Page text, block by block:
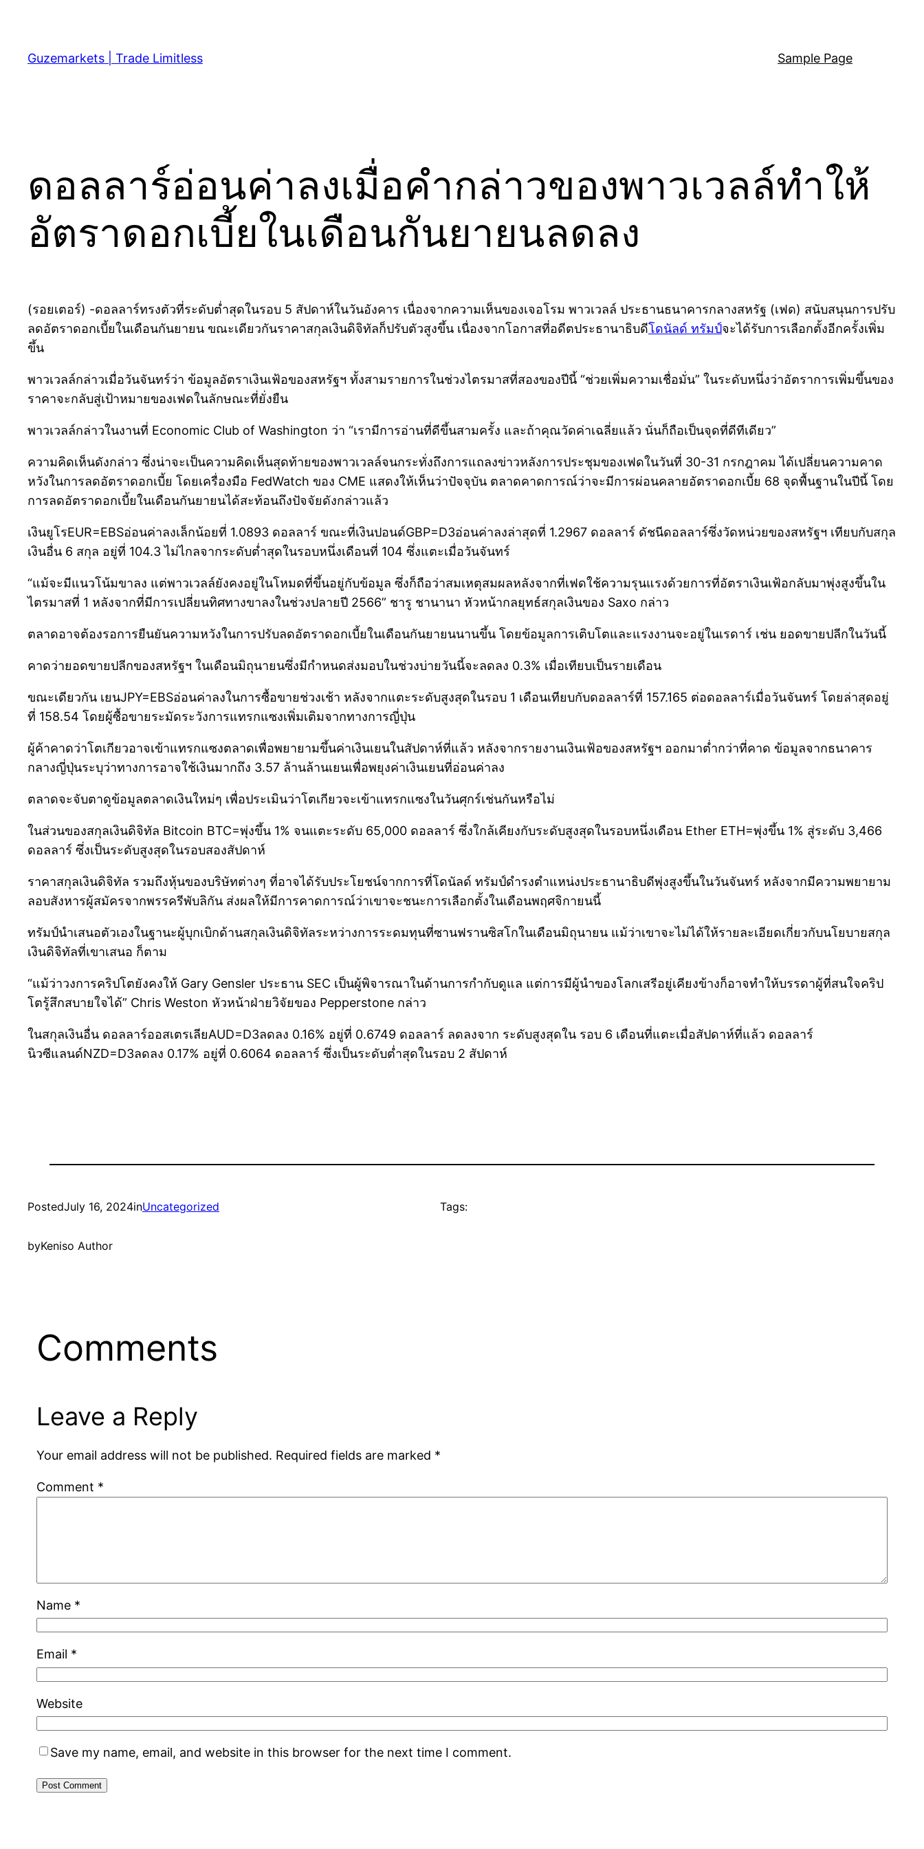
content
Guzemarkets | Trade Limitless Sample Page
ดอลลาร์อ่อนค่าลงเมื่อคำกล่าวของพาวเวลล์ทำให้
อัตราดอกเบี้ยในเดือนกันยายนลดลง
(รอยเตอร์) -ดอลลาร์ทรงตัวที่ระดับต่ำสุดในรอบ 5 สัปดาห์ในวันอังคาร เนื่องจากความเห็นของเจอโรม พาวเวลล์ ประธานธนาคารกลางสหรัฐ (เฟด) สนับสนุนการปรับ
ลดอัตราดอกเบี้ยในเดือนกันยายน ขณะเดียวกันราคาสกุลเงินดิจิทัลก็ปรับตัวสูงขึ้น เนื่องจากโอกาสที่อดีตประธานาธิบดีโดนัลด์ ทรัมป์จะได้รับการเลือกตั้งอีกครั้งเพิ่ม
ขึ้น
พาวเวลล์กล่าวเมื่อวันจันทร์ว่า ข้อมูลอัตราเงินเฟ้อของสหรัฐฯ ทั้งสามรายการในช่วงไตรมาสที่สองของปีนี้ “ช่วยเพิ่มความเชื่อมั่น” ในระดับหนึ่งว่าอัตราการเพิ่มขึ้นของ
ราคาจะกลับสู่เป้าหมายของเฟดในลักษณะที่ยั่งยืน
พาวเวลล์กล่าวในงานที่ Economic Club of Washington ว่า “เรามีการอ่านที่ดีขึ้นสามครั้ง และถ้าคุณวัดค่าเฉลี่ยแล้ว นั่นก็ถือเป็นจุดที่ดีทีเดียว”
ความคิดเห็นดังกล่าว ซึ่งน่าจะเป็นความคิดเห็นสุดท้ายของพาวเวลล์จนกระทั่งถึงการแถลงข่าวหลังการประชุมของเฟดในวันที่ 30-31 กรกฎาคม ได้เปลี่ยนความคาด
หวังในการลดอัตราดอกเบี้ย โดยเครื่องมือ FedWatch ของ CME แสดงให้เห็นว่าปัจจุบัน ตลาดคาดการณ์ว่าจะมีการผ่อนคลายอัตราดอกเบี้ย 68 จุดพื้นฐานในปีนี้ โดย
การลดอัตราดอกเบี้ยในเดือนกันยายนได้สะท้อนถึงปัจจัยดังกล่าวแล้ว
เงินยูโรEUR=EBSอ่อนค่าลงเล็กน้อยที่ 1.0893 ดอลลาร์ ขณะที่เงินปอนด์GBP=D3อ่อนค่าลงล่าสุดที่ 1.2967 ดอลลาร์ ดัชนีดอลลาร์ซึ่งวัดหน่วยของสหรัฐฯ เทียบกับสกุล
เงินอื่น 6 สกุล อยู่ที่ 104.3 ไม่ไกลจากระดับต่ำสุดในรอบหนึ่งเดือนที่ 104 ซึ่งแตะเมื่อวันจันทร์
“แม้จะมีแนวโน้มขาลง แต่พาวเวลล์ยังคงอยู่ในโหมดที่ขึ้นอยู่กับข้อมูล ซึ่งก็ถือว่าสมเหตุสมผลหลังจากที่เฟดใช้ความรุนแรงด้วยการที่อัตราเงินเฟ้อกลับมาพุ่งสูงขึ้นใน
ไตรมาสที่ 1 หลังจากที่มีการเปลี่ยนทิศทางขาลงในช่วงปลายปี 2566” ชารู ชานานา หัวหน้ากลยุทธ์สกุลเงินของ Saxo กล่าว
ตลาดอาจต้องรอการยืนยันความหวังในการปรับลดอัตราดอกเบี้ยในเดือนกันยายนนานขึ้น โดยข้อมูลการเติบโตและแรงงานจะอยู่ในเรดาร์ เช่น ยอดขายปลีกในวันนี้
คาดว่ายอดขายปลีกของสหรัฐฯ ในเดือนมิถุนายนซึ่งมีกำหนดส่งมอบในช่วงบ่ายวันนี้จะลดลง 0.3% เมื่อเทียบเป็นรายเดือน
ขณะเดียวกัน เยนJPY=EBSอ่อนค่าลงในการซื้อขายช่วงเช้า หลังจากแตะระดับสูงสุดในรอบ 1 เดือนเทียบกับดอลลาร์ที่ 157.165 ต่อดอลลาร์เมื่อวันจันทร์ โดยล่าสุดอยู่
ที่ 158.54 โดยผู้ซื้อขายระมัดระวังการแทรกแซงเพิ่มเติมจากทางการญี่ปุ่น
ผู้ค้าคาดว่าโตเกียวอาจเข้าแทรกแซงตลาดเพื่อพยายามขึ้นค่าเงินเยนในสัปดาห์ที่แล้ว หลังจากรายงานเงินเฟ้อของสหรัฐฯ ออกมาต่ำกว่าที่คาด ข้อมูลจากธนาคาร
กลางญี่ปุ่นระบุว่าทางการอาจใช้เงินมากถึง 3.57 ล้านล้านเยนเพื่อพยุงค่าเงินเยนที่อ่อนค่าลง
ตลาดจะจับตาดูข้อมูลตลาดเงินใหม่ๆ เพื่อประเมินว่าโตเกียวจะเข้าแทรกแซงในวันศุกร์เช่นกันหรือไม่
ในส่วนของสกุลเงินดิจิทัล Bitcoin BTC=พุ่งขึ้น 1% จนแตะระดับ 65,000 ดอลลาร์ ซึ่งใกล้เคียงกับระดับสูงสุดในรอบหนึ่งเดือน Ether ETH=พุ่งขึ้น 1% สู่ระดับ 3,466
ดอลลาร์ ซึ่งเป็นระดับสูงสุดในรอบสองสัปดาห์
ราคาสกุลเงินดิจิทัล รวมถึงหุ้นของบริษัทต่างๆ ที่อาจได้รับประโยชน์จากการที่โดนัลด์ ทรัมป์ดำรงตำแหน่งประธานาธิบดีพุ่งสูงขึ้นในวันจันทร์ หลังจากมีความพยายาม
ลอบสังหารผู้สมัครจากพรรครีพับลิกัน ส่งผลให้มีการคาดการณ์ว่าเขาจะชนะการเลือกตั้งในเดือนพฤศจิกายนนี้
ทรัมป์นำเสนอตัวเองในฐานะผู้บุกเบิกด้านสกุลเงินดิจิทัลระหว่างการระดมทุนที่ซานฟรานซิสโกในเดือนมิถุนายน แม้ว่าเขาจะไม่ได้ให้รายละเอียดเกี่ยวกับนโยบายสกุล
เงินดิจิทัลที่เขาเสนอ ก็ตาม
“แม้ว่าวงการคริปโตยังคงให้ Gary Gensler ประธาน SEC เป็นผู้พิจารณาในด้านการกำกับดูแล แต่การมีผู้นำของโลกเสรีอยู่เคียงข้างก็อาจทำให้บรรดาผู้ที่สนใจคริป
โตรู้สึกสบายใจได้” Chris Weston หัวหน้าฝ่ายวิจัยของ Pepperstone กล่าว
ในสกุลเงินอื่น ดอลลาร์ออสเตรเลียAUD=D3ลดลง 0.16% อยู่ที่ 0.6749 ดอลลาร์ ลดลงจาก ระดับสูงสุดใน รอบ 6 เดือนที่แตะเมื่อสัปดาห์ที่แล้ว ดอลลาร์
นิวซีแลนด์NZD=D3ลดลง 0.17% อยู่ที่ 0.6064 ดอลลาร์ ซึ่งเป็นระดับต่ำสุดในรอบ 2 สัปดาห์
PostedJuly 16, 2024inUncategorized
byKeniso Author
Tags:
Comments
Leave a Reply
Your email address will not be published. Required fields are marked *
Comment *
Name *
Email *
Website
Save my name, email, and website in this browser for the next time I comment.